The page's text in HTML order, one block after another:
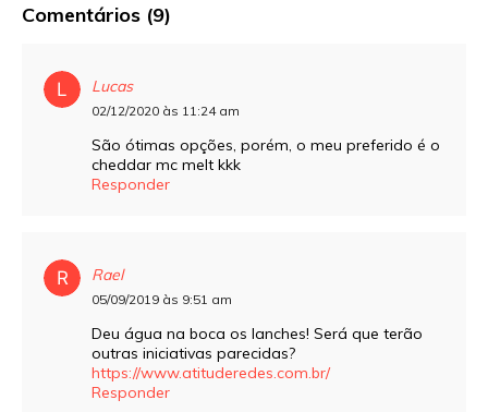
Comentários (9)
Lucas
02/12/2020 às 11:24 am
São ótimas opções, porém, o meu preferido é o
cheddar mc melt kkk
Responder
Rael
05/09/2019 às 9:51 am
Deu água na boca os lanches! Será que terão
outras iniciativas parecidas?
https://www.atituderedes.com.br/
Responder